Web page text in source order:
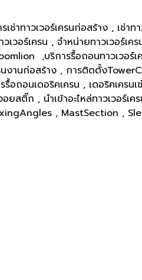
าทาวเวอร์เครนก่อสร้าง , เช่า
วเวอร์เครน , จำหน่ายทาวเวอ
,บริการรื้อถอนทาวเวอร์
านก่อสร้าง , การติดตั้ง
อนเดอริคเครน , เดอริคเครน
ก , นำเข้าอะไหล่ทาวเวอร์เค
, MastSection